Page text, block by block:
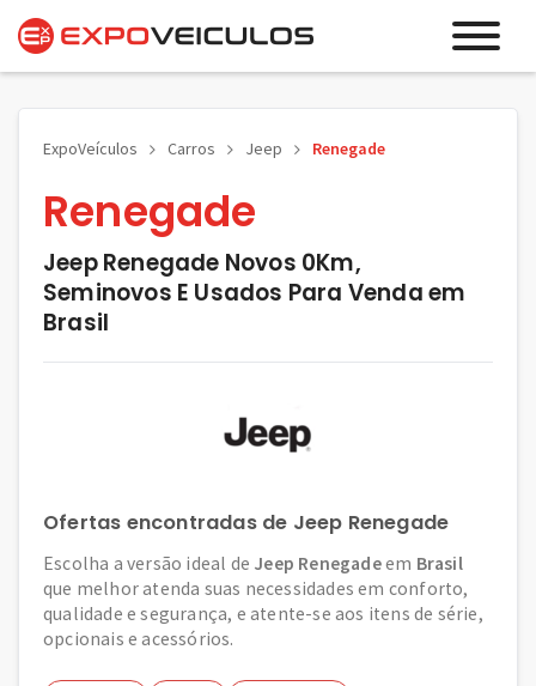
ExpoVeículos Carros Jeep Renegade
Renegade
Jeep Renegade Novos 0Km,
Seminovos E Usados Para Venda em
Brasil
Ofertas encontradas de Jeep Renegade
Escolha a versão ideal de Jeep Renegadeem Brasil
que melhor atenda suas necessidades em conforto,
qualidade e segurança, e atente-se aos itens de série,
opcionais e acessórios.